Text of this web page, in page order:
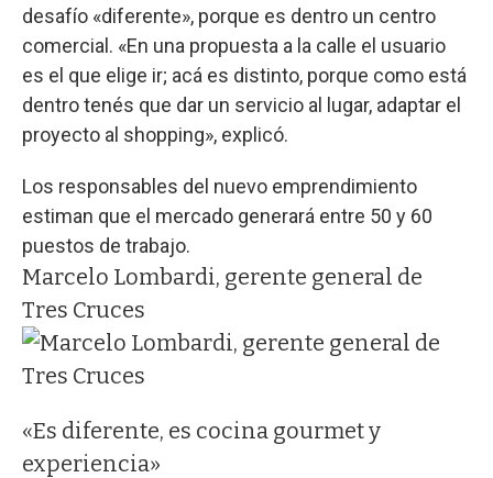
desafío «diferente», porque es dentro un centro
comercial. «En una propuesta a la calle el usuario
es el que elige ir; acá es distinto, porque como está
dentro tenés que dar un servicio al lugar, adaptar el
proyecto al shopping», explicó.
Los responsables del nuevo emprendimiento
estiman que el mercado generará entre 50 y 60
puestos de trabajo.
Marcelo Lombardi, gerente general de
Tres Cruces
«Es diferente, es cocina gourmet y
experiencia»